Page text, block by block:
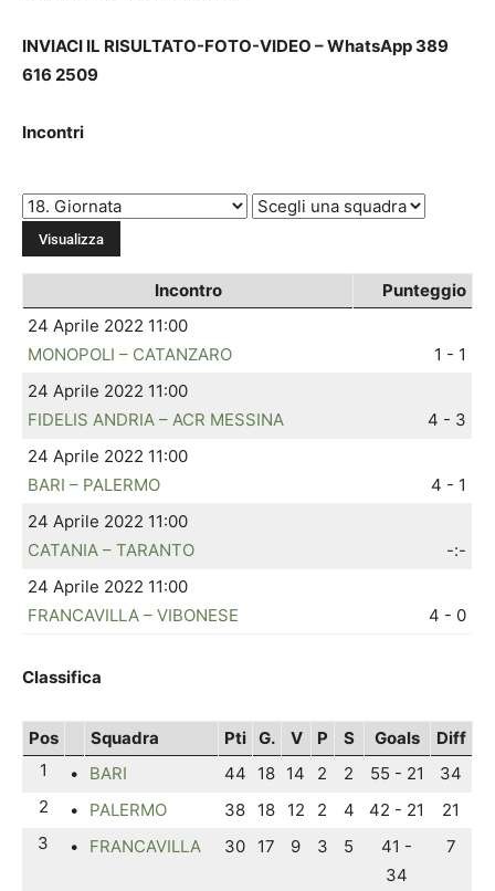
INVIACI IL RISULTATO-FOTO-VIDEO – WhatsApp 389
616 2509
Incontri
Incontro
Punteggio
24 Aprile 2022 11:00
MONOPOLI – CATANZARO
1 - 1
24 Aprile 2022 11:00
FIDELIS ANDRIA – ACR MESSINA
4 - 3
24 Aprile 2022 11:00
BARI – PALERMO
4 - 1
24 Aprile 2022 11:00
CATANIA – TARANTO
-:-
24 Aprile 2022 11:00
FRANCAVILLA – VIBONESE
4 - 0
Classifica
Pos Squadra Pti G. V P S Goals
Diff
1
• BARI 44 18 14 2 2 55 - 21
34
2
• PALERMO 38 18 12 2 4 42 - 21
21
3
• FRANCAVILLA 30 17 9 3 5
41 -
34
7